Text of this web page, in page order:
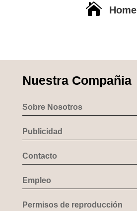
 Home
Nuestra Compañia
Sobre Nosotros
Publicidad
Contacto
Empleo
Permisos de reproducción